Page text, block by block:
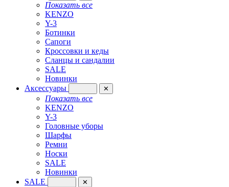
Показать все
KENZO
Y-3
Ботинки
Сапоги
Кроссовки и кеды
Сланцы и сандалии
SALE
Новинки
Аксессуары
✕
Показать все
KENZO
Y-3
Головные уборы
Шарфы
Ремни
Носки
SALE
Новинки
SALE
✕